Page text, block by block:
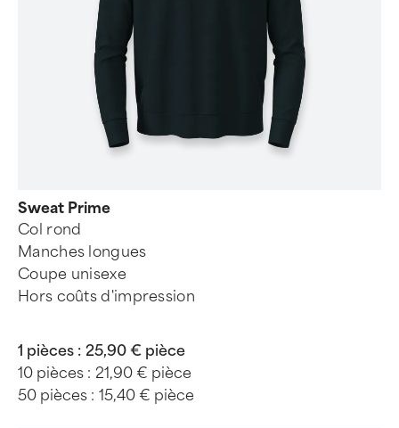
Sweat Prime
Col rond
Manches longues
Coupe unisexe
Hors coûts d'impression
1 pièces : 25,90 € pièce
10 pièces : 21,90 € pièce
50 pièces : 15,40 € pièce